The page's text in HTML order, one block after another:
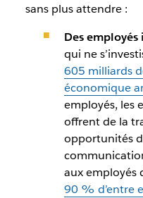
sans plus attendre :
Des
qui ne
605 milliards
économique
employés, les
offrent de la
opportunités
aux employés
90 % d’entre